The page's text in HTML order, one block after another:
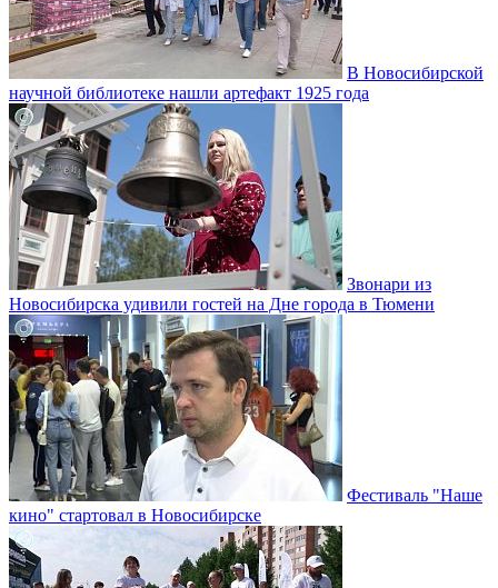
В Новосибирской
научной библиотеке нашли артефакт 1925 года
Звонари из
Новосибирска удивили гостей на Дне города в Тюмени
Фестиваль "Наше
кино" стартовал в Новосибирске